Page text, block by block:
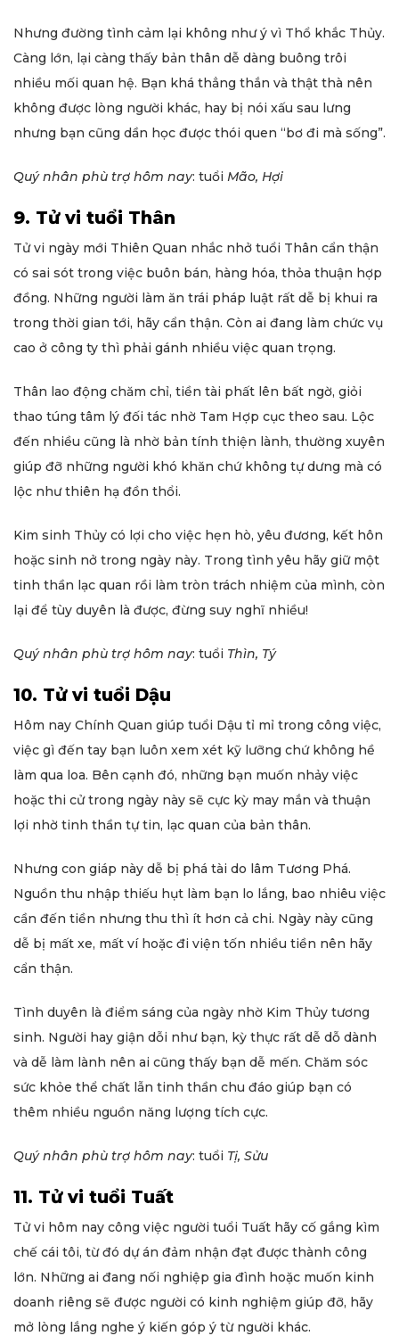
Nhưng đường tình cảm lại không như ý vì Thổ khắc Thủy.
Càng lớn, lại càng thấy bản thân dễ dàng buông trôi
nhiều mối quan hệ. Bạn khá thẳng thắn và thật thà nên
không được lòng người khác, hay bị nói xấu sau lưng
nhưng bạn cũng dần học được thói quen “bơ đi mà sống”.
Quý nhân phù trợ hôm nay: tuổi Mão, Hợi
9. Tử vi tuổi Thân
Tử vi ngày mới Thiên Quan nhắc nhở tuổi Thân cẩn thận
có sai sót trong việc buôn bán, hàng hóa, thỏa thuận hợp
đồng. Những người làm ăn trái pháp luật rất dễ bị khui ra
trong thời gian tới, hãy cẩn thận. Còn ai đang làm chức vụ
cao ở công ty thì phải gánh nhiều việc quan trọng.
Thân lao động chăm chỉ, tiền tài phất lên bất ngờ, giỏi
thao túng tâm lý đối tác nhờ Tam Hợp cục theo sau. Lộc
đến nhiều cũng là nhờ bản tính thiện lành, thường xuyên
giúp đỡ những người khó khăn chứ không tự dưng mà có
lộc như thiên hạ đồn thổi.
Kim sinh Thủy có lợi cho việc hẹn hò, yêu đương, kết hôn
hoặc sinh nở trong ngày này. Trong tình yêu hãy giữ một
tinh thần lạc quan rồi làm tròn trách nhiệm của mình, còn
lại để tùy duyên là được, đừng suy nghĩ nhiều!
Quý nhân phù trợ hôm nay: tuổi Thìn, Tý
10. Tử vi tuổi Dậu
Hôm nay Chính Quan giúp tuổi Dậu tỉ mỉ trong công việc,
việc gì đến tay bạn luôn xem xét kỹ lưỡng chứ không hề
làm qua loa. Bên cạnh đó, những bạn muốn nhảy việc
hoặc thi cử trong ngày này sẽ cực kỳ may mắn và thuận
lợi nhờ tinh thần tự tin, lạc quan của bản thân.
Nhưng con giáp này dễ bị phá tài do lâm Tương Phá.
Nguồn thu nhập thiếu hụt làm bạn lo lắng, bao nhiêu việc
cần đến tiền nhưng thu thì ít hơn cả chi. Ngày này cũng
dễ bị mất xe, mất ví hoặc đi viện tốn nhiều tiền nên hãy
cẩn thận.
Tình duyên là điểm sáng của ngày nhờ Kim Thủy tương
sinh. Người hay giận dỗi như bạn, kỳ thực rất dễ dỗ dành
và dễ làm lành nên ai cũng thấy bạn dễ mến. Chăm sóc
sức khỏe thể chất lẫn tinh thần chu đáo giúp bạn có
thêm nhiều nguồn năng lượng tích cực.
Quý nhân phù trợ hôm nay: tuổi Tị, Sửu
11. Tử vi tuổi Tuất
Tử vi hôm nay công việc người tuổi Tuất hãy cố gắng kìm
chế cái tôi, từ đó dự án đảm nhận đạt được thành công
lớn. Những ai đang nối nghiệp gia đình hoặc muốn kinh
doanh riêng sẽ được người có kinh nghiệm giúp đỡ, hãy
mở lòng lắng nghe ý kiến góp ý từ người khác.